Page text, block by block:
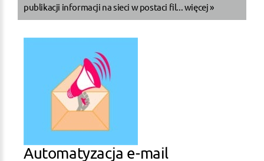
publikacji informacji na sieci w postaci fil... więcej »
Automatyzacja e-mail